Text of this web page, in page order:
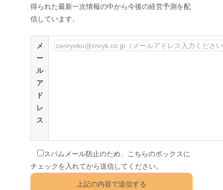
得られた最新一次情報の中から今後の経営予測を配
信しています。
メ
ー
ル
ア
ド
レ
ス
スパムメール防止のため、こちらのボックスに
チェックを入れてから送信してください。